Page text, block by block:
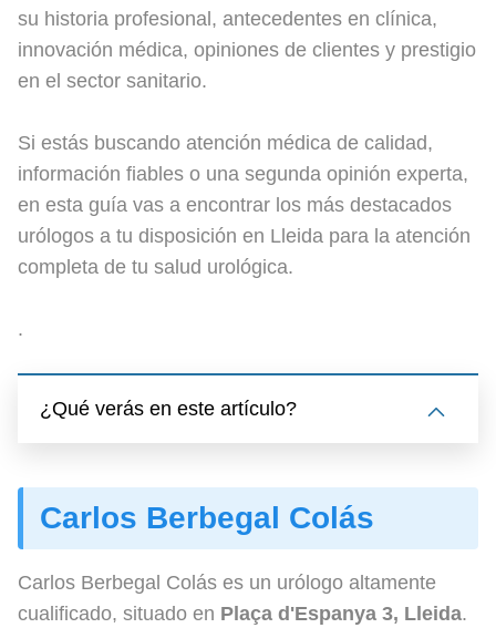
su historia profesional, antecedentes en clínica,
innovación médica, opiniones de clientes y prestigio
en el sector sanitario.
Si estás buscando atención médica de calidad,
información fiables o una segunda opinión experta,
en esta guía vas a encontrar los más destacados
urólogos a tu disposición en Lleida para la atención
completa de tu salud urológica.
.
¿Qué verás en este artículo?
Carlos Berbegal Colás
Carlos Berbegal Colás es un urólogo altamente
cualificado, situado en Plaça d'Espanya 3, Lleida.